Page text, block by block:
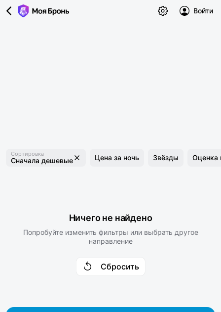
Войти
Сортировка
Сначала дешевые Цена за ночь Звёзды Оценка
Ничего не найдено
Попробуйте изменить фильтры или выбрать другое
направление
Сбросить